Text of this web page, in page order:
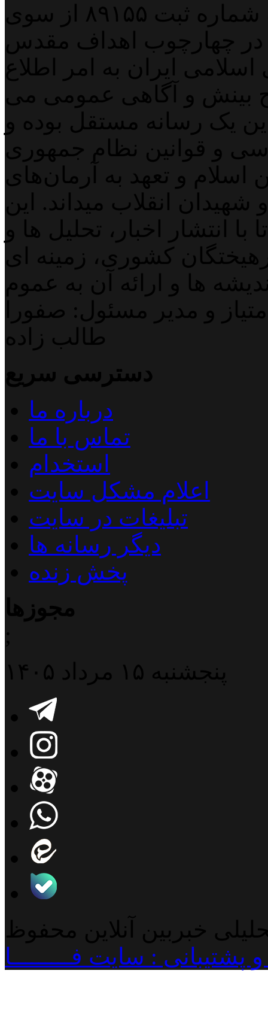
پایگاه خبری خبربین آنلاین به شماره ثبت ۸۹۱۵۵ از سوی
در چهارچوب اهداف مقدس
ایران به امر اطلاع
بینش و آگاهی عمومی می
یک رسانه مستقل بوده و
و قوانین نظام جمهوری
و تعهد به آرمان‌های
انقلاب میداند. این
انتشار اخبار، تحلیل ها و
کشوری، زمینه ای
ها و ارائه آن به عموم
و مدیر مسئول: صفورا
طالب زاده
دسترسی سریع
درباره ما
تماس با ما
استخدام
اعلام مشکل سایت
تبلیغات در سایت
دیگر رسانه ها
پخش زنده
مجوزها
;
پنجشنبه ۱۵ مرداد ۱۴۰۵
خبربین آنلاین محفوظ
: سایت فـــــــــا